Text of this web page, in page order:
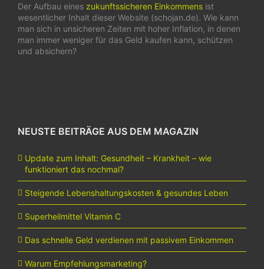
Der Aufbau eines zukunftssicheren Einkommens ist
wesentlicher Inhalt dieser Website (schojan.de). Wie kann
man sich in unsicheren Zeiten mit hoher Inflation, in denen
man immer weniger für das Geld kaufen kann, schützen
und absichern?
NEUSTE BEITRÄGE AUS DEM MAGAZIN
Update zum Inhalt: Gesundheit – Krankheit – wie
funktioniert das nochmal?
Steigende Lebenshaltungskosten & gesundes Leben
Superheilmittel Vitamin C
Das schnelle Geld verdienen mit passivem Einkommen
Warum Empfehlungsmarketing?